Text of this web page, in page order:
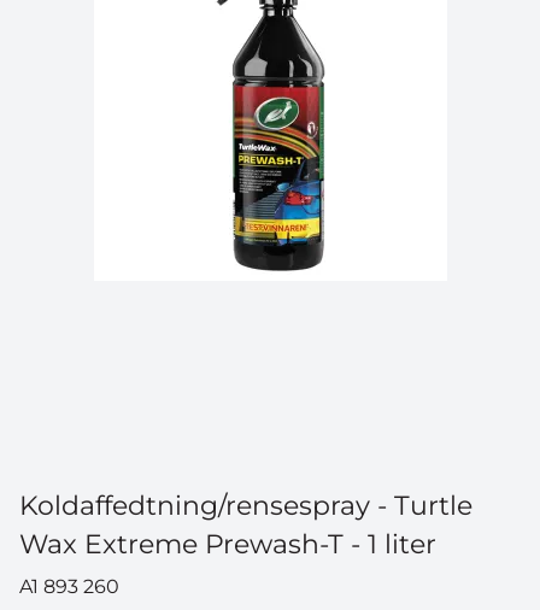
Koldaffedtning/rensespray - Turtle
Wax Extreme Prewash-T - 1 liter
A1 893 260